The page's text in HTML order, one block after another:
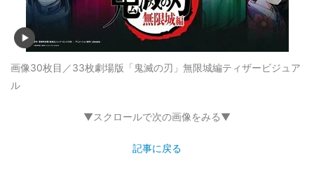
画像30枚目／33枚劇場版「鬼滅の刃」無限城編ティザービジュア
ル
▼スクロールで次の画像をみる▼
記事に戻る